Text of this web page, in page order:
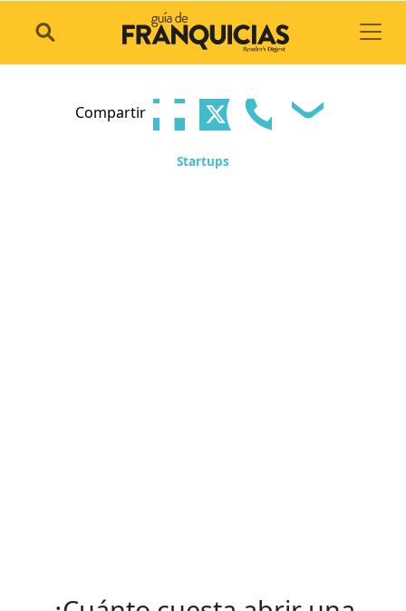
Compartir
Startups